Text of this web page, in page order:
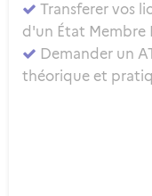
Transferer vos
d'un État Membre
Demander un
théorique et